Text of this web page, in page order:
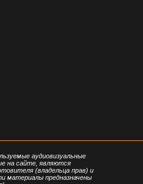
аудиовизуальные
на сайте, являются
(владельца прав) и
материалы предназначены